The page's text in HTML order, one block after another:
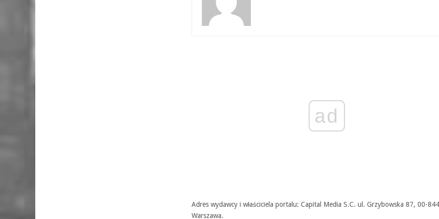
ad
Adres wydawcy i właściciela portalu: Capital Media S.C. ul. Grzybowska 87, 00-844
Warszawa.